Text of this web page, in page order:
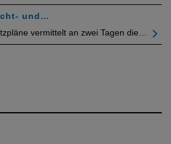
und…
vermittelt an zwei Tagen die…